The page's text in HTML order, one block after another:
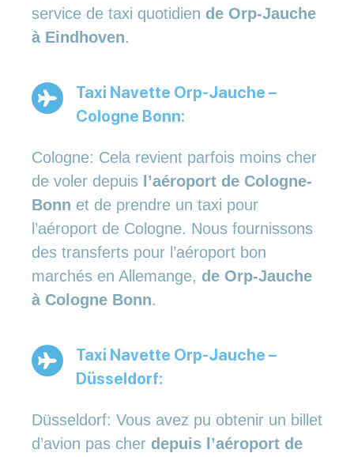
service de taxi quotidien de Orp-Jauche
à Eindhoven.
Taxi Navette Orp-Jauche –
Cologne Bonn:
Cologne: Cela revient parfois moins cher
de voler depuis l’aéroport de Cologne-
Bonn et de prendre un taxi pour
l’aéroport de Cologne. Nous fournissons
des transferts pour l’aéroport bon
marchés en Allemange, de Orp-Jauche
à Cologne Bonn.
Taxi Navette Orp-Jauche –
Düsseldorf:
Düsseldorf: Vous avez pu obtenir un billet
d’avion pas cher depuis l’aéroport de